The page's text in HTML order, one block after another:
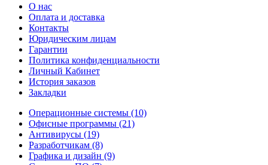
O нас
Оплата и доставка
Контакты
Юридическим лицам
Гарантии
Политика конфиденциальности
Личный Кабинет
История заказов
Закладки
Операционные системы (10)
Офисные программы (21)
Антивирусы (19)
Разработчикам (8)
Графика и дизайн (9)